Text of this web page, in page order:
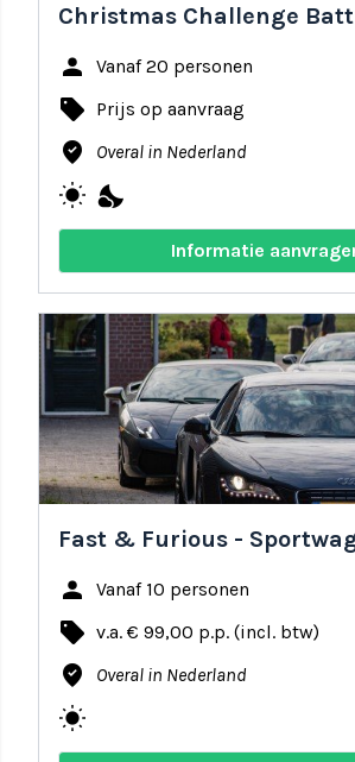
Christmas Challenge
person Vanaf 20 personen
local_offer Prijs op aanvraag
where_to_vote Overal in Nederland
wb_sunny nights_stay
Informatie
Fast & Furious -
person Vanaf 10 personen
local_offer v.a. € 99,00 p.p. (incl. btw)
where_to_vote Overal in Nederland
wb_sunny